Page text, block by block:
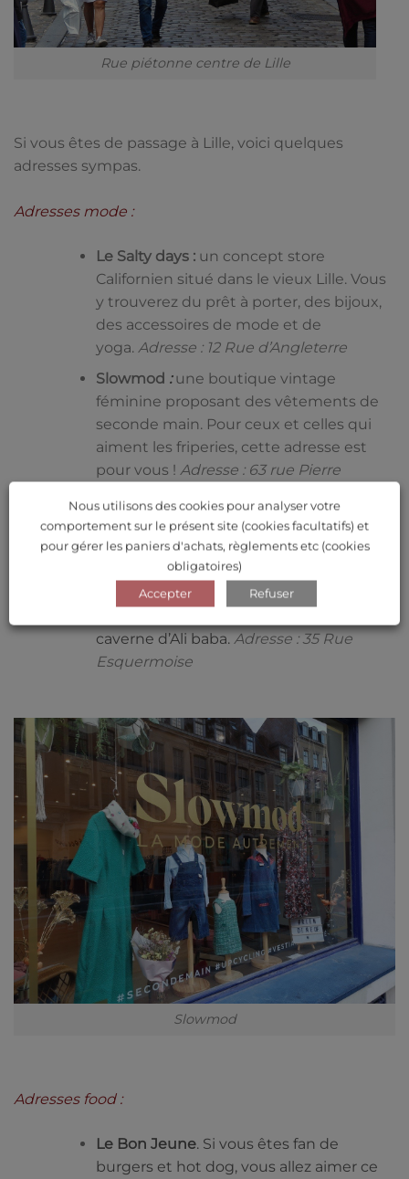
Rue piétonne centre de Lille
Si vous êtes de passage à Lille, voici quelques
adresses sympas.
Adresses mode :
Le Salty days : un concept store
Californien situé dans le vieux Lille. Vous
y trouverez du prêt à porter, des bijoux,
des accessoires de mode et de
yoga. Adresse : 12 Rue d’Angleterre
Slowmod :une boutique vintage
féminine proposant des vêtements de
seconde main. Pour ceux et celles qui
aiment les friperies, cette adresse est
pour vous ! Adresse : 63 rue Pierre
Accesoir’in : parce qu’une tenue n’est
rien sans accessoires, vous trouverez
forcément votre bonheur dans ce
magasin. Des chapeaux aux bijoux
caverne d’Ali baba. Adresse : 35 Rue
Esquermoise
Slowmod
Adresses food :
Le Bon Jeune. Si vous êtes fan de
burgers et hot dog, vous allez aimer ce
Nous utilisons des cookies pour analyser votre
comportement sur le présent site (cookies facultatifs) et
pour gérer les paniers d'achats, règlements etc (cookies
obligatoires)
Accepter
Refuser